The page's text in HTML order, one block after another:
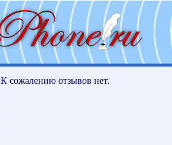
К сожалению отзывов нет.